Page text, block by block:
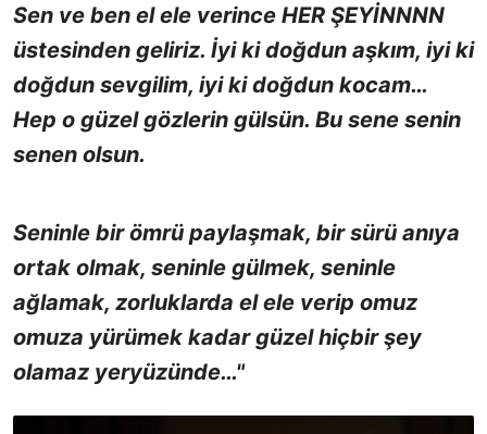
Sen ve ben el ele verince HER ŞEYİNNNN
üstesinden geliriz. İyi ki doğdun aşkım, iyi ki
doğdun sevgilim, iyi ki doğdun kocam…
Hep o güzel gözlerin gülsün. Bu sene senin
senen olsun.
Seninle bir ömrü paylaşmak, bir sürü anıya
ortak olmak, seninle gülmek, seninle
ağlamak, zorluklarda el ele verip omuz
omuza yürümek kadar güzel hiçbir şey
olamaz yeryüzünde…"